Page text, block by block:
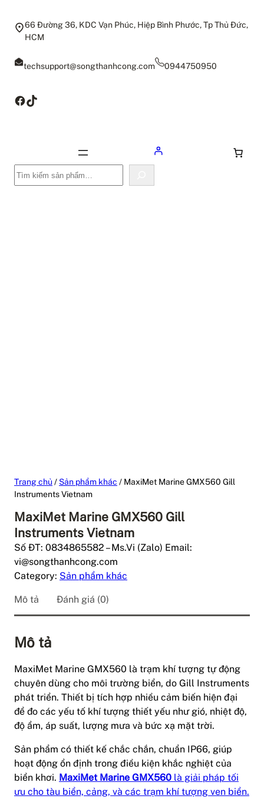
66 Đường 36, KDC Vạn Phúc, Hiệp Bình Phước, Tp Thủ Đức,
HCM
techsupport@songthanhcong.com 0944750950
Facebook
TikTok
Tìm
kiếm
Trang chủ / Sản phẩm khác / MaxiMet Marine GMX560 Gill
Instruments Vietnam
MaxiMet Marine GMX560 Gill
Instruments Vietnam
Số ĐT: 0834865582 – Ms.Vi (Zalo) Email:
vi@songthanhcong.com
Category: Sản phẩm khác
Mô tả Đánh giá (0)
Mô tả
MaxiMet Marine GMX560 là trạm khí tượng tự động
chuyên dùng cho môi trường biển, do Gill Instruments
phát triển. Thiết bị tích hợp nhiều cảm biến hiện đại
để đo các yếu tố khí tượng thiết yếu như gió, nhiệt độ,
độ ẩm, áp suất, lượng mưa và bức xạ mặt trời.
Sản phẩm có thiết kế chắc chắn, chuẩn IP66, giúp
hoạt động ổn định trong điều kiện khắc nghiệt của
biển khơi. MaxiMet Marine GMX560 là giải pháp tối
ưu cho tàu biển, cảng, và các trạm khí tượng ven biển.